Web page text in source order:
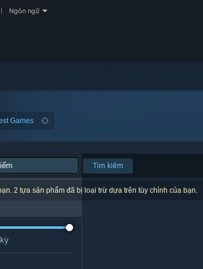
Ngôn ngữ
Games
Tìm kiếm
2 tựa sản phẩm đã bị loại trừ dựa trên tùy chỉnh của bạn.